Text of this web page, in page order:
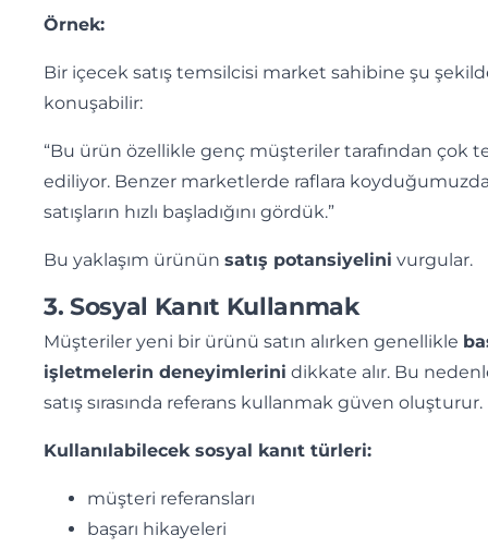
Örnek:
Bir içecek satış temsilcisi market sahibine şu
konuşabilir:
“Bu ürün özellikle genç müşteriler tarafından çok
ediliyor. Benzer marketlerde raflara
satışların hızlı başladığını gördük.”
Bu yaklaşım ürünün satış potansiyelini vurgular.
3. Sosyal Kanıt Kullanmak
Müşteriler yeni bir ürünü satın alırken genellikle
işletmelerin deneyimlerini dikkate alır. Bu
satış sırasında referans kullanmak güven oluşturur.
Kullanılabilecek sosyal kanıt türleri:
müşteri referansları
başarı hikayeleri